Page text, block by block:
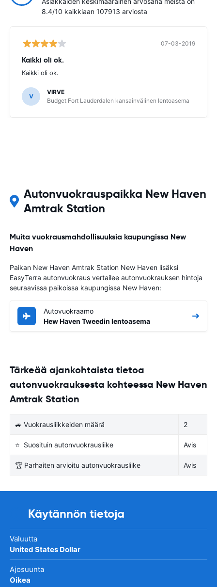
8.4/10 kaikkiaan 107913 arviosta
07-03-2019
Kaikki oli ok.
Kaikki oli ok.
V
VIRVE
Budget Fort Lauderdalen kansainvälinen lentoasema
Autonvuokrauspaikka New Haven
Amtrak Station
Muita vuokrausmahdollisuuksia kaupungissa New
Haven
Paikan New Haven Amtrak Station New Haven lisäksi
EasyTerra autonvuokraus vertailee autonvuokrauksen hintoja
seuraavissa paikoissa kaupungissa New Haven:
Autovuokraamo
Hew Haven Tweedin lentoasema
Tärkeää ajankohtaista tietoa
autonvuokrauksesta kohteessa New Haven
Amtrak Station
🚙 Vuokrausliikkeiden määrä 2
⭐ Suosituin autonvuokrausliike Avis
🏆 Parhaiten arvioitu autonvuokrausliike Avis
Käytännön tietoja
Valuutta
United States Dollar
Ajosuunta
Oikea